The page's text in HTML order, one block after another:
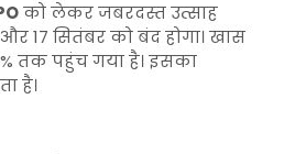
को लेकर जबरदस्त उत्साह
17 सितंबर को बंद होगा। खास
तक पहुंच गया है। इसका
है।